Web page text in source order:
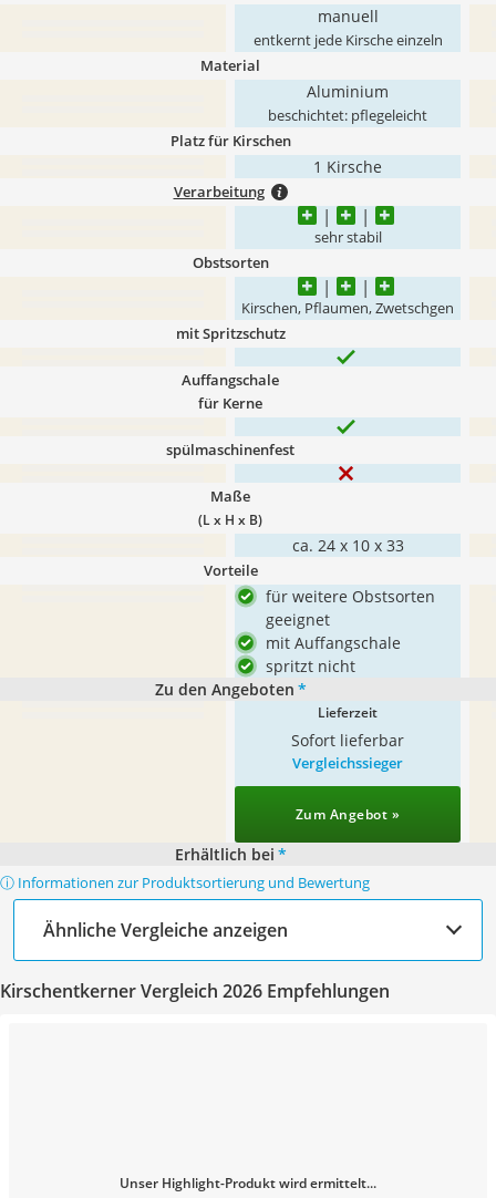
manuell
entkernt jede Kirsche einzeln
Material
Aluminium
beschichtet: pflegeleicht
Platz für Kirschen
1 Kirsche
Verarbeitung
sehr stabil
Obstsorten
Kirschen, Pflaumen, Zwetschgen
mit Spritzschutz
Auffangschale
für Kerne
spülmaschinenfest
Maße
(L x H x B)
ca. 24 x 10 x 33
Vorteile
für weitere Obstsorten
geeignet
mit Auffangschale
spritzt nicht
Zu den Angeboten *
Lieferzeit
Sofort lieferbar
Vergleichssieger
Zum Angebot »
Erhältlich bei *
ⓘ Informationen zur Produktsortierung und Bewertung
Ähnliche Vergleiche anzeigen
Kirschentkerner Vergleich 2026 Empfehlungen
Unser Highlight-Produkt wird ermittelt...